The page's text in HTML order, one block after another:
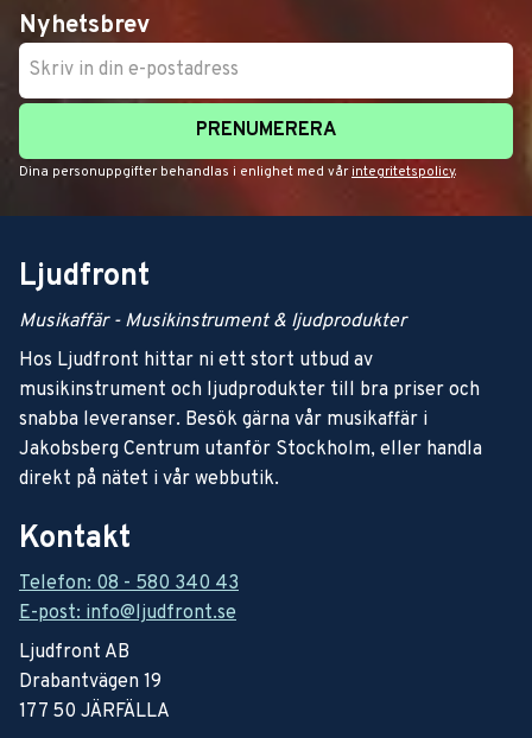
Nyhetsbrev
PRENUMERERA
Dina personuppgifter behandlas i enlighet med vår integritetspolicy.
Ljudfront
Musikaffär - Musikinstrument & ljudprodukter
Hos Ljudfront hittar ni ett stort utbud av
musikinstrument och ljudprodukter till bra priser och
snabba leveranser. Besök gärna vår musikaffär i
Jakobsberg Centrum utanför Stockholm, eller handla
direkt på nätet i vår webbutik.
Kontakt
Telefon: 08 - 580 340 43
E-post: info@ljudfront.se
Ljudfront AB
Drabantvägen 19
177 50 JÄRFÄLLA